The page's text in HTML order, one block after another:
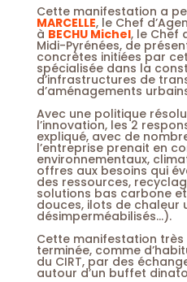
Cette manifestation a
MARCELLE, le Chef
à BECHU Michel, le Chef
Midi-Pyrénées, de
concrètes initiées par
spécialisée dans la
d’infrastructures de
d’aménagements
Avec une politique
l’innovation, les 2
expliqué, avec de
l’entreprise prenait en
environnementaux,
offres aux besoins qui
des ressources,
solutions bas carbone
douces, ilots de chaleur
désimperméabilisés…).
Cette manifestation très
terminée, comme
du CIRT, par des
autour d’un buffet